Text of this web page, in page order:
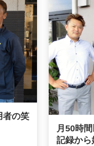
者の笑
月50時
記録から